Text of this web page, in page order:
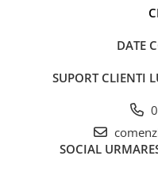
DATE
SUPORT CLIENTI
SOCIAL